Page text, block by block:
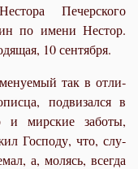
Печерского
по имени Нестор.
10 сентября.
так в от­ли­
под­ви­зал­ся в
и мир­ские за­бо­ты,
Гос­по­ду, что, слу­
а, мо­лясь, все­гда